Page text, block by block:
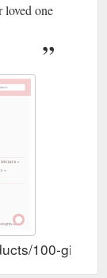
loved one
100-gift-